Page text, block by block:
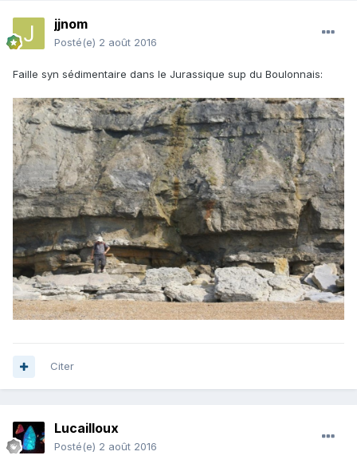
jjnom
Posté(e) 2 août 2016
Faille syn sédimentaire dans le Jurassique sup du Boulonnais:
Citer
Lucailloux
Posté(e) 2 août 2016